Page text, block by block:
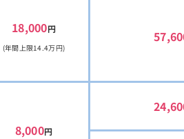
18,000円
(年間上限14.4万円)
8,000円